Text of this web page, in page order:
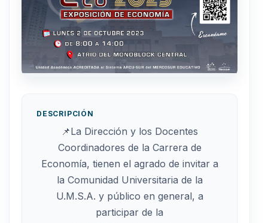
DESCRIPCIÓN
📌La Dirección y los Docentes
Coordinadores de la Carrera de
Economía, tienen el agrado de invitar a
la Comunidad Universitaria de la
U.M.S.A. y público en general, a
participar de la